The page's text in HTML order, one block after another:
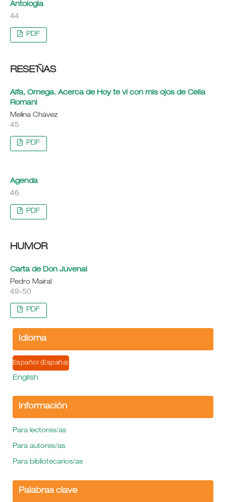
Antologia
44
PDF
RESE´ÑAS
Alfa, Omega. Acerca de Hoy te vi con mis ojos de Celia
Romani
Melina Chávez
45
PDF
Agenda
46
PDF
HUMOR
Carta de Don Juvenal
Pedro Mairal
49-50
PDF
Idioma
Español (España)
English
Información
Para lectores/as
Para autores/as
Para bibliotecarios/as
Palabras clave